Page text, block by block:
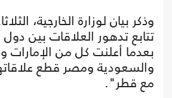
وذكر بيان لوزارة الخارجية،
تتابع تدهور العلاقات بين
بعدما أعلنت كل من الإمارات
والسعودية ومصر قطع
مع قطر".